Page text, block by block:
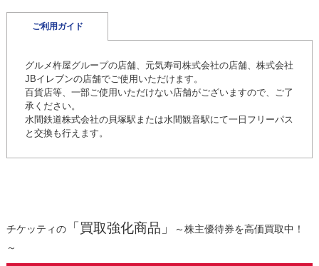
ご利用ガイド
グルメ杵屋グループの店舗、元気寿司株式会社の店舗、株式会社
JBイレブンの店舗でご使用いただけます。
百貨店等、一部ご使用いただけない店舗がございますので、ご了
承ください。
水間鉄道株式会社の貝塚駅または水間観音駅にて一日フリーパス
と交換も行えます。
チケッティの「買取強化商品」
～株主優待券を高価買取中！
～